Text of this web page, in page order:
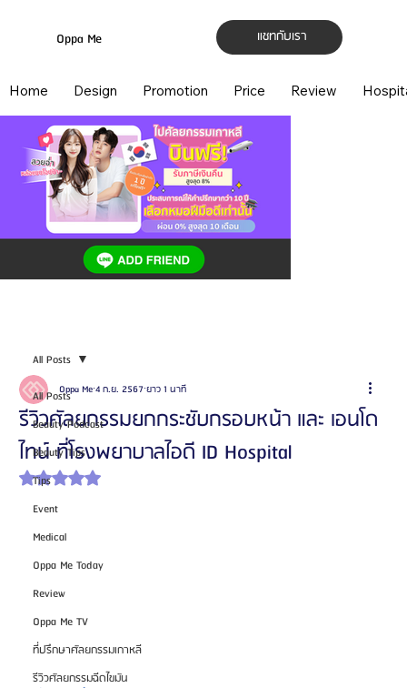
แชทกับเรา
Oppa Me
Home Design Promotion Price Review
All Posts
Beauty Podcast
Beauty Tips
Tips
Event
Medical
Oppa Me Today
Review
Oppa Me TV
ที่ปรึกษาศัลยกรรมเกาหลี
รีวิวศัลยกรรมฉีดไขมัน
All Posts
รีวิวศัลยกรรมยกกระชับกรอบหน้า และ เอนโด
ไทน์ ที่โรงพยาบาลไอดี ID Hospital
Oppa Me4 ก.ย. 2567 ยาว 1 นาที
ได้รับ NaN เต็ม 5 ดาว